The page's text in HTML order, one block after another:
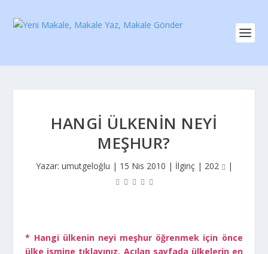
HANGI ÜLKENIN NEYI
MEŞHUR?
Yazar: umutgeloğlu | 15 Nis 2010 | İlginç| 202 |
* Hangi ülkenin neyi meşhur öğrenmek için önce
ülke ismine tıklayınız. Açılan sayfada ülkelerin en